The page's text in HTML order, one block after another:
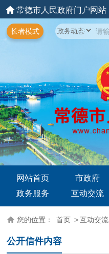
常德市人民政府门户网站
长者模式
网站首页 市政府
政务服务
互动交流
您的位置： 首页 > 互动交流
公开信件内容